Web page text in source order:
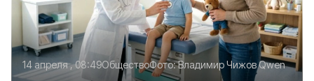
14 апреля , 08:49ОбществоФото:Владимир ЧижовQwen